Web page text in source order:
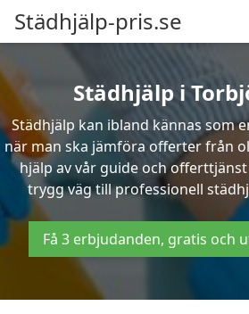
Städhjälp-pris.se
Städhjälp i
Städhjälp kan ibland kännas som
när man ska jämföra offerter från
hjälp av vår guide och
trygg väg till professionell
Få 3 erbjudanden, gratis och